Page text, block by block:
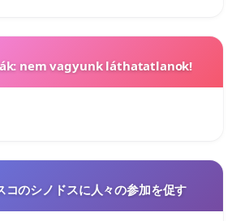
nem vagyunk láthatatlanok!
コのシノドスに人々の参加を促す